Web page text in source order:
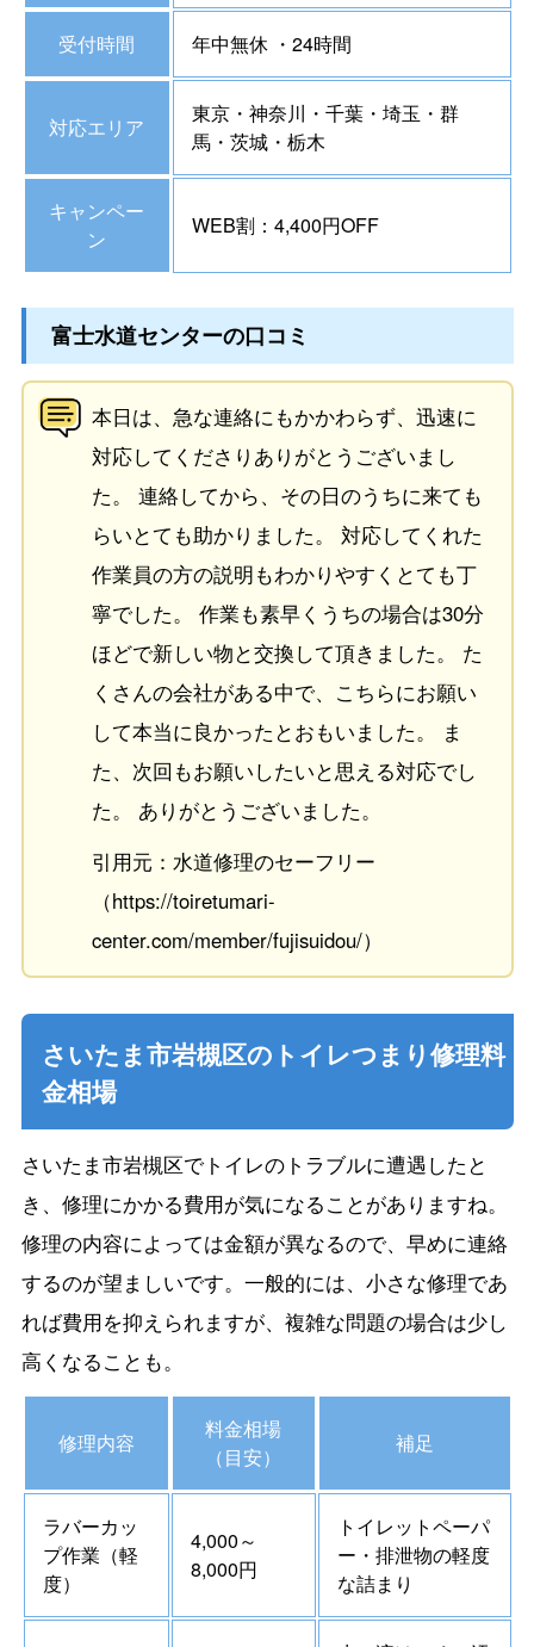
受付時間 年中無休 ・24時間
対応エリア
東京・神奈川・千葉・埼玉・群
馬・茨城・栃木
キャンペー
ン
WEB割：4,400円OFF
富士水道センターの口コミ
本日は、急な連絡にもかかわらず、迅速に
対応してくださりありがとうございまし
た。 連絡してから、その日のうちに来ても
らいとても助かりました。 対応してくれた
作業員の方の説明もわかりやすくとても丁
寧でした。 作業も素早くうちの場合は30分
ほどで新しい物と交換して頂きました。 た
くさんの会社がある中で、こちらにお願い
して本当に良かったとおもいました。 ま
た、次回もお願いしたいと思える対応でし
た。 ありがとうございました。
引用元：水道修理のセーフリー
（https://toiretumari-
center.com/member/fujisuidou/）
さいたま市岩槻区のトイレつまり修理料
金相場
さいたま市岩槻区でトイレのトラブルに遭遇したと
き、修理にかかる費用が気になることがありますね。
修理の内容によっては金額が異なるので、早めに連絡
するのが望ましいです。一般的には、小さな修理であ
れば費用を抑えられますが、複雑な問題の場合は少し
高くなることも。
修理内容
料金相場
（目安）
補足
ラバーカッ
プ作業（軽
度）
4,000～
8,000円
トイレットペーパ
ー・排泄物の軽度
な詰まり